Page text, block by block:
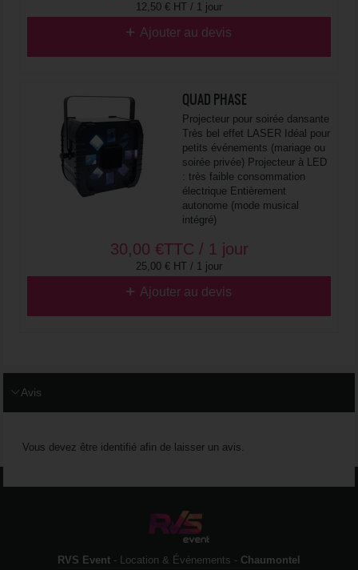
12,50 € HT / 1 jour
Ajouter au devis
QUAD PHASE
Projecteur pour soirée dansante
Très bel effet LASER Idéal pour
petits événements (mariage ou
soirée privée) Projecteur à LED
: très faible consommation
électrique Entièrement
autonome (mode musical
intégré)
30,00 €TTC / 1 jour
25,00 € HT / 1 jour
Ajouter au devis
Avis
Vous devez être identifié afin de laisser un avis.
RVS Event - Location & Événements - Chaumontel